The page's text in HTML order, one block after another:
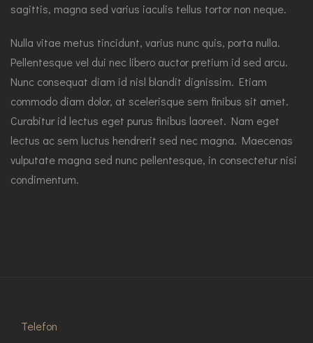
sagittis, magna sed varius iaculis tellus tortor non neque.
Nulla vitae metus tincidunt, varius nunc quis, porta nulla.
Pellentesque vel dui nec libero auctor pretium id sed arcu.
Nunc consequat diam id nisl blandit dignissim. Etiam
commodo diam dolor, at scelerisque sem finibus sit amet.
Curabitur id lectus eget purus finibus laoreet. Nam eget
lectus ac sem luctus hendrerit sed nec magna. Maecenas
vulputate magna sed nunc pellentesque, in consectetur nisi
condimentum.
Telefon